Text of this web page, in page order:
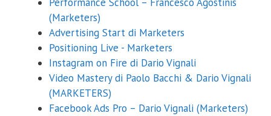
(Marketers)
Advertising Start di Marketers
Positioning Live - Marketers
Instagram on Fire di Dario Vignali
Video Mastery di Paolo Bacchi & Dario Vignali
(MARKETERS)
Facebook Ads Pro – Dario Vignali (Marketers)